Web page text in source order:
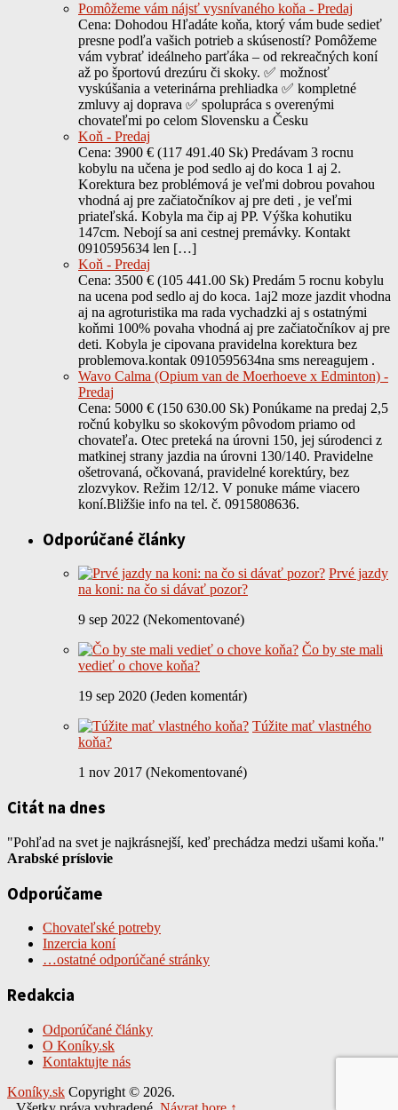
Pomôžeme vám nájsť vysnívaného koňa - Predaj
Cena: Dohodou Hľadáte koňa, ktorý vám bude sedieť
presne podľa vašich potrieb a skúseností? Pomôžeme
vám vybrať ideálneho parťáka – od rekreačných koní
až po športovú drezúru či skoky. ✅ možnosť
vyskúšania a veterinárna prehliadka ✅ kompletné
zmluvy aj doprava ✅ spolupráca s overenými
chovateľmi po celom Slovensku a Česku
Koň - Predaj
Cena: 3900 € (117 491.40 Sk) Predávam 3 rocnu
kobylu na učena je pod sedlo aj do koca 1 aj 2.
Korektura bez problémová je veľmi dobrou povahou
vhodná aj pre začiatočníkov aj pre deti , je veľmi
priateľská. Kobyla ma čip aj PP. Výška kohutiku
147cm. Nebojí sa ani cestnej premávky. Kontakt
0910595634 len […]
Koň - Predaj
Cena: 3500 € (105 441.00 Sk) Predám 5 rocnu kobylu
na ucena pod sedlo aj do koca. 1aj2 moze jazdit vhodna
aj na agroturistika ma rada vychadzki aj s ostatnými
koňmi 100% povaha vhodná aj pre začiatočníkov aj pre
deti. Kobyla je cipovana pravidelna korektura bez
problemova.kontak 0910595634na sms nereagujem .
Wavo Calma (Opium van de Moerhoeve x Edminton) -
Predaj
Cena: 5000 € (150 630.00 Sk) Ponúkame na predaj 2,5
ročnú kobylku so skokovým pôvodom priamo od
chovateľa. Otec preteká na úrovni 150, jej súrodenci z
matkinej strany jazdia na úrovni 130/140. Pravidelne
ošetrovaná, očkovaná, pravidelné korektúry, bez
zlozvykov. Režim 12/12. V ponuke máme viacero
koní.Bližšie info na tel. č. 0915808636.
Odporúčané články
Prvé jazdy
na koni: na čo si dávať pozor?
9 sep 2022 (Nekomentované)
Čo by ste mali
vedieť o chove koňa?
19 sep 2020 (Jeden komentár)
Túžite mať vlastného
koňa?
1 nov 2017 (Nekomentované)
Citát na dnes
"Pohľad na svet je najkrásnejší, keď prechádza medzi ušami koňa."
Arabské príslovie
Odporúčame
Chovateľské potreby
Inzercia koní
…ostatné odporúčané stránky
Redakcia
Odporúčané články
O Koníky.sk
Kontaktujte nás
Koníky.sk Copyright © 2026.